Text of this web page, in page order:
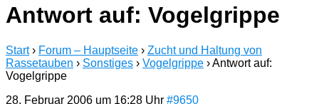
Antwort auf: Vogelgrippe
Start › Forum – Hauptseite › Zucht und Haltung von
Rassetauben › Sonstiges › Vogelgrippe ›Antwort auf:
Vogelgrippe
28. Februar 2006 um 16:28 Uhr #9650